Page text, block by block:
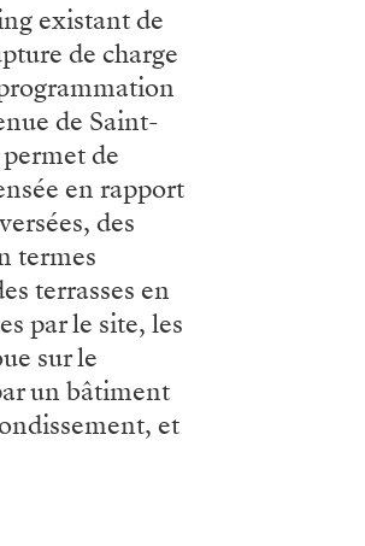
existant de
de charge
de Saint-
de
en rapport
des
termes
terrasses en
par le site, les
sur le
un bâtiment
et